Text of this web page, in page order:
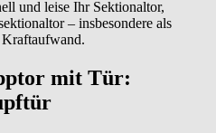
und leise Ihr Sektionaltor,
– insbesondere als
mit Tür: